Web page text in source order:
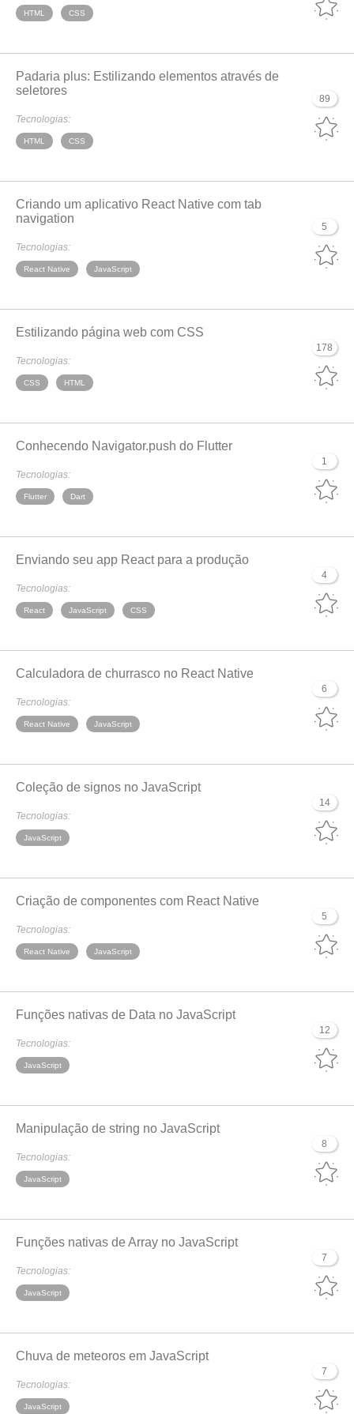
HTML CSS
89
Padaria plus: Estilizando elementos através de
seletores
Tecnologias:
HTML CSS
5
Criando um aplicativo React Native com tab
navigation
Tecnologias:
React Native JavaScript
178
Estilizando página web com CSS
Tecnologias:
CSS HTML
1
Conhecendo Navigator.push do Flutter
Tecnologias:
Flutter Dart
4
Enviando seu app React para a produção
Tecnologias:
React JavaScript CSS
6
Calculadora de churrasco no React Native
Tecnologias:
React Native JavaScript
14
Coleção de signos no JavaScript
Tecnologias:
JavaScript
5
Criação de componentes com React Native
Tecnologias:
React Native JavaScript
12
Funções nativas de Data no JavaScript
Tecnologias:
JavaScript
8
Manipulação de string no JavaScript
Tecnologias:
JavaScript
7
Funções nativas de Array no JavaScript
Tecnologias:
JavaScript
7
Chuva de meteoros em JavaScript
Tecnologias:
JavaScript